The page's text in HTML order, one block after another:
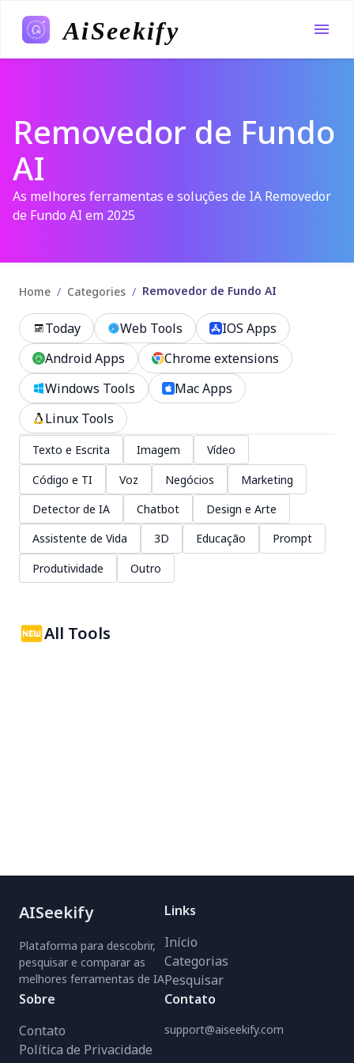
AiSeekify
Removedor de Fundo
AI
As melhores ferramentas e soluções de IA Removedor
de Fundo AI em 2025
Home / Categories / Removedor de Fundo AI
Today Web Tools
IOS Apps
Android Apps
Chrome extensions
Windows Tools
Mac Apps
Linux Tools
Texto e Escrita Imagem
Vídeo
Código e TI
Voz Negócios
Marketing
Detector de IA
Chatbot
Design e Arte
Assistente de Vida
3D Educação
Prompt
Produtividade
Outro
All Tools
AISeekify
Plataforma para descobrir,
pesquisar e comparar as
melhores ferramentas de IA
Links
Início
Categorias
Pesquisar
Sobre
Contato
Política de Privacidade
Contato
support@aiseekify.com